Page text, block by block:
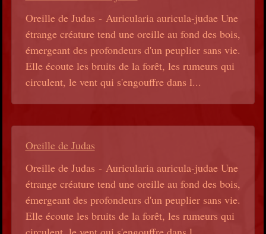
Oreille de Judas - Auricularia auricula-judae Une
étrange créature tend une oreille au fond des bois,
émergeant des profondeurs d'un peuplier sans vie.
Elle écoute les bruits de la forêt, les rumeurs qui
circulent, le vent qui s'engouffre dans l...
Oreille de Judas
Oreille de Judas - Auricularia auricula-judae Une
étrange créature tend une oreille au fond des bois,
émergeant des profondeurs d'un peuplier sans vie.
Elle écoute les bruits de la forêt, les rumeurs qui